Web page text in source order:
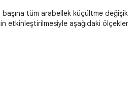
tüm arabellek küçültme
etkinleştirilmesiyle aşağıdaki